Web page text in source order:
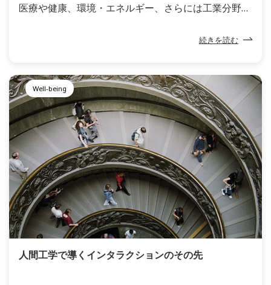
医療や健康、環境・エネルギー、さらには工業分野ま
とテクノロジー（技術）を組み合わせた造語がバイオ
囲は広く、2030年にはバイオテクノロジーを利活用
した産業がOECD(*1)加盟国におけるGVA(*2)の2.7%
にあたる約1兆ドル（約110兆円）規模に市場成長が
見込める一方、2050年前後には人口100億人時代を迎
え、食糧、水、エネルギー不足が懸念されており、貧
困や飢餓、気候変動などの人類が直面する地球規模の
諸問題の解決に向け、"バイオの可能性"に期待が寄せ
られています。
続きを読む
Well-being
人間工学で導くインタラクションのその先